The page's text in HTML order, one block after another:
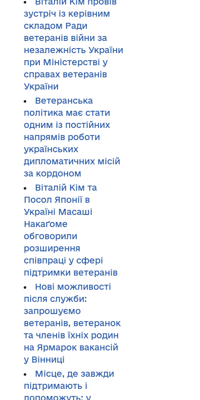
зустріч із керівним
складом Ради
ветеранів війни за
незалежність України
при Міністерстві у
справах ветеранів
України
Ветеранська
політика має стати
одним із постійних
напрямів роботи
українських
дипломатичних місій
за кордоном
Віталій Кім та
Посол Японії в
Україні Масаші
Накаґоме
обговорили
розширення
співпраці у сфері
підтримки ветеранів
Нові можливості
після служби:
запрошуємо
ветеранів, ветеранок
та членів їхніх родин
на Ярмарок вакансій
у Вінниці
Місце, де завжди
підтримають і
допоможуть: у